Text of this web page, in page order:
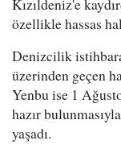
özellikle hassas
Denizcilik
üzerinden geçen
Yenbu ise 1
hazır
yaşadı.